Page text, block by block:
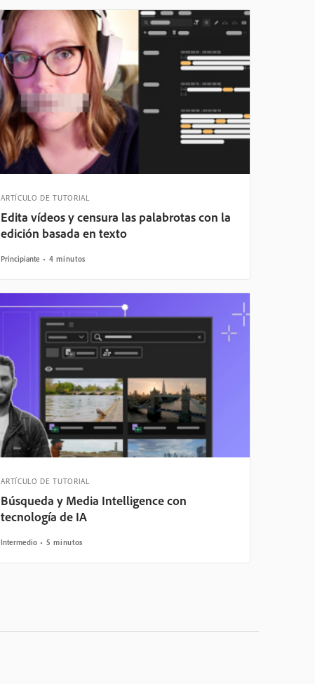
ARTÍCULO DE TUTORIAL
Edita vídeos y censura las palabrotas con la
edición basada en texto
Principiante 4 minutos
ARTÍCULO DE TUTORIAL
Búsqueda y Media Intelligence con
tecnología de IA
Intermedio 5 minutos